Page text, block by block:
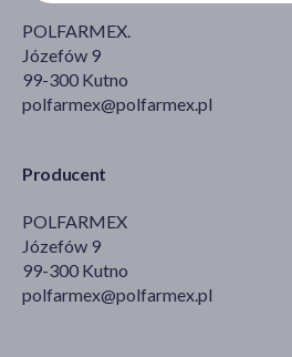
POLFARMEX.
Józefów 9
99-300 Kutno
polfarmex@polfarmex.pl
Producent
POLFARMEX
Józefów 9
99-300 Kutno
polfarmex@polfarmex.pl